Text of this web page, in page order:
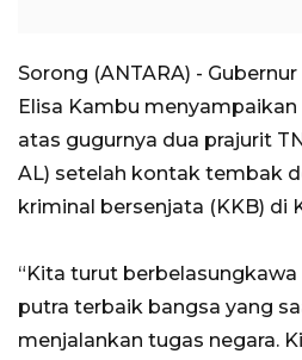
Sorong (ANTARA) -
Elisa Kambu
atas gugurnya dua prajurit
AL) setelah kontak tembak
kriminal bersenjata (KKB) di
“Kita turut
putra terbaik bangsa yang
menjalankan tugas negara.